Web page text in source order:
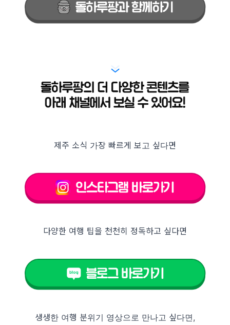
제주 소식 가장 빠르게 보고 싶다면
다양한 여행 팁을 천천히 정독하고 싶다면
생생한 여행 분위기 영상으로 만나고 싶다면,